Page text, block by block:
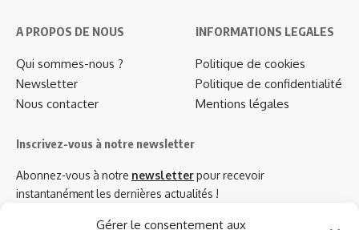
Gérer le consentement aux
A PROPOS DE NOUS
Qui sommes-nous ?
Newsletter
Nous contacter
INFORMATIONS LEGALES
Politique de cookies
Politique de confidentialité
Mentions légales
Inscrivez-vous à notre newsletter
Abonnez-vous à notre newsletterpour recevoir
instantanément les dernières actualités !